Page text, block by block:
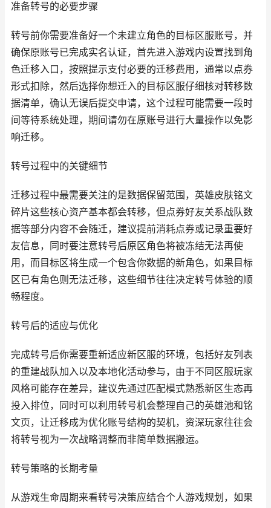
准备转号的必要步骤
转号前你需要准备好一个未建立角色的目标区服账号，并
确保原账号已完成实名认证，首先进入游戏内设置找到角
色迁移入口，按照提示支付必要的迁移费用，通常以点券
形式扣除，然后选择你想迁入的目标区服仔细核对转移数
据清单，确认无误后提交申请，这个过程可能需要一段时
间等待系统处理，期间请勿在原账号进行大量操作以免影
响迁移。
转号过程中的关键细节
迁移过程中最需要关注的是数据保留范围，英雄皮肤铭文
碎片这些核心资产基本都会转移，但点券好友关系战队数
据等部分内容不会随迁，建议提前消耗点券或记录重要好
友信息，同时要注意转号后原区角色将被冻结无法再使
用，而目标区将生成一个包含你数据的新角色，如果目标
区已有角色则无法迁移，这些细节往往决定转号体验的顺
畅程度。
转号后的适应与优化
完成转号后你需要重新适应新区服的环境，包括好友列表
的重建战队加入以及本地化活动参与，由于不同区服玩家
风格可能存在差异，建议先通过匹配模式熟悉新区生态再
投入排位，同时可以利用转号机会整理自己的英雄池和铭
文页，让迁移成为优化账号结构的契机，资深玩家往往会
将转号视为一次战略调整而非简单数据搬运。
转号策略的长期考量
从游戏生命周期来看转号决策应结合个人游戏规划，如果